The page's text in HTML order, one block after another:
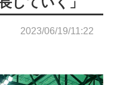
2023/06/19/11:22